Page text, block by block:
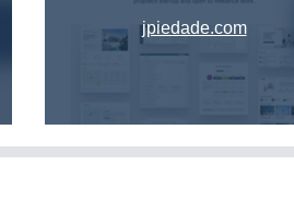
jpiedade.com